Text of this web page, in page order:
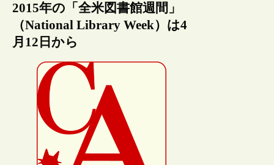
2015年の「全米図書館週間」
（National Library Week）は4
月12日から